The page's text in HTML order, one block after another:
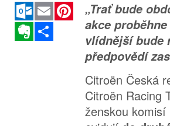
Outlook.com
Email
Pinterest
Evernote
„Trať bude
akce
vlídnější bude
předpovědí
Citroën Česká
Citroën Racing
ženskou